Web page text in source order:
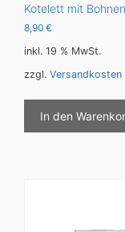
Kotelett mit
8,90 €
inkl. 19 % MwSt.
zzgl. Versandkosten
In den